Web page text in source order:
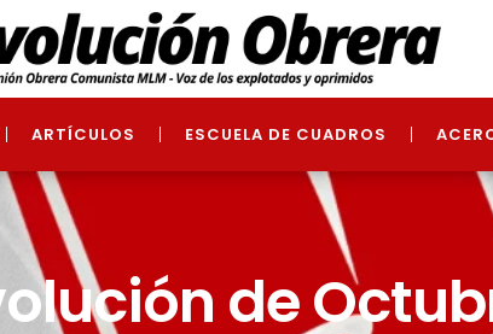
ARTÍCULOS ESCUELA DE CUADROS
de